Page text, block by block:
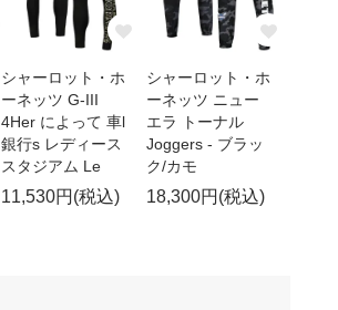
シャーロット・ホ
ーネッツ G-III
4Her によって 車l
銀行s レディース
スタジアム Le
11,530円(税込)
シャーロット・ホ
ーネッツ ニュー
エラ トーナル
Joggers - ブラッ
ク/カモ
18,300円(税込)